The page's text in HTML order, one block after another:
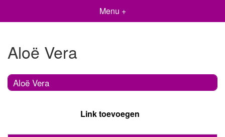
Menu +
Aloë Vera
Aloë Vera
Link toevoegen